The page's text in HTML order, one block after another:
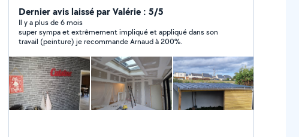
Dernier avis laissé par Valérie : 5/5
Il y a plus de 6 mois
super sympa et extrêmement impliqué et appliqué dans son
travail (peinture) je recommande Arnaud à 200%.